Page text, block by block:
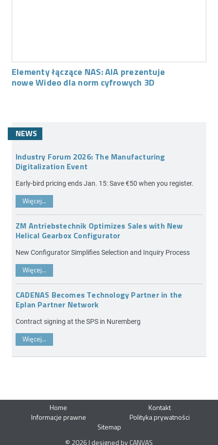
Elementy łączące NAS: AIA prezentuje
nowe Wideo dla norm cyfrowych 3D
NEWS
Industry Forum 2026: The Manufacturing
Digitalization Event
Early-bird pricing ends Jan. 15: Save €50 when you register.
Więcej...
ZM Antriebstechnik Optimizes Sales with New
Helical Gearbox Configurator
New Configurator Simplifies Selection and Inquiry Process
Więcej...
CADENAS Becomes Technology Partner in the
Eplan Partner Network
Contract signing at the SPS in Nuremberg
Więcej...
Home
Kontakt
Informacje prawne
Polityka prywatności
Sitemap
© 2026 | designed by CANVAS